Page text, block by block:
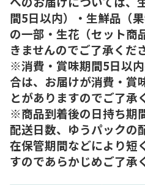
間5日以内）・生鮮品（
の一部・生花（セット商
きませんのでご了承くだ
※消費・賞味期間5日以
合は、お届けが消費・賞
とがありますのでご了承
※商品到着後の日持ち期
配送日数、ゆうパックの
在保管期間などにより短
すのであらかじめご了承